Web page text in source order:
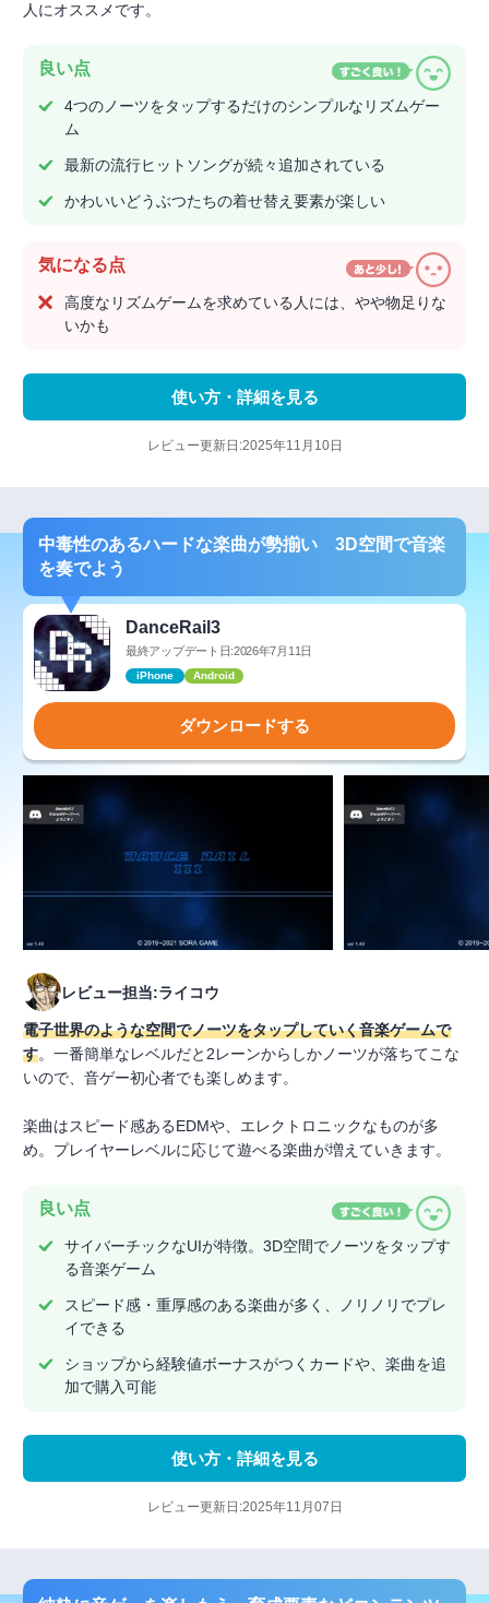
人にオススメです。
良い点
4つのノーツをタップするだけのシンプルなリズムゲー
ム
最新の流行ヒットソングが続々追加されている
かわいいどうぶつたちの着せ替え要素が楽しい
気になる点
高度なリズムゲームを求めている人には、やや物足りな
いかも
使い方・詳細を見る
レビュー更新日:2025年11月10日
中毒性のあるハードな楽曲が勢揃い 3D空間で音楽
を奏でよう
DanceRail3
最終アップデート日:2026年7月11日
iPhone Android
ダウンロードする
レビュー担当:ライコウ
電子世界のような空間でノーツをタップしていく音楽ゲームで
す。一番簡単なレベルだと2レーンからしかノーツが落ちてこな
いので、音ゲー初心者でも楽しめます。
楽曲はスピード感あるEDMや、エレクトロニックなものが多
め。プレイヤーレベルに応じて遊べる楽曲が増えていきます。
良い点
サイバーチックなUIが特徴。3D空間でノーツをタップす
る音楽ゲーム
スピード感・重厚感のある楽曲が多く、ノリノリでプレ
イできる
ショップから経験値ボーナスがつくカードや、楽曲を追
加で購入可能
使い方・詳細を見る
レビュー更新日:2025年11月07日